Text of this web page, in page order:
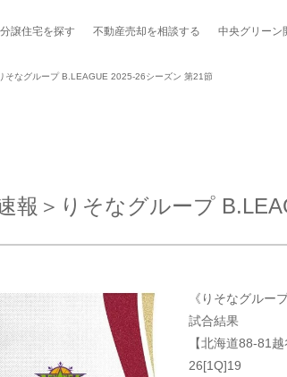
分譲住宅を探す
図から探す
実績を見る
不動産売却を相談する 中央グリーン
そなグループ B.LEAGUE 2025-26シーズン 第21節
報＞りそなグループ
《りそなグルー
試合結果
【北海道88-81越
26[1Q]19